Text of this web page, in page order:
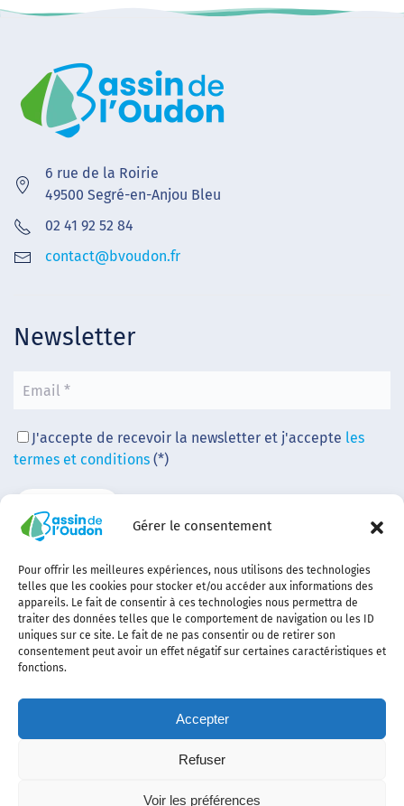
Gérer le consentement
Pour offrir les meilleures expériences, nous utilisons des technologies
telles que les cookies pour stocker et/ou accéder aux informations des
appareils. Le fait de consentir à ces technologies nous permettra de
traiter des données telles que le comportement de navigation ou les ID
uniques sur ce site. Le fait de ne pas consentir ou de retirer son
consentement peut avoir un effet négatif sur certaines caractéristiques et
fonctions.
Accepter
Refuser
Voir les préférences
6 rue de la Roirie
49500 Segré-en-Anjou Bleu
02 41 92 52 84
contact@bvoudon.fr
Newsletter
J'accepte de recevoir la newsletter et j'accepte les
termes et conditions (*)